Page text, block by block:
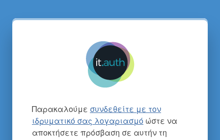
Παρακαλούμε συνδεθείτε με τον
ιδρυματικό σας λογαριασμό ώστε να
αποκτήσετε πρόσβαση σε αυτήν τη